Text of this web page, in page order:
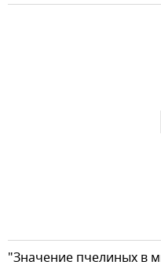
"Значение пчелиных в